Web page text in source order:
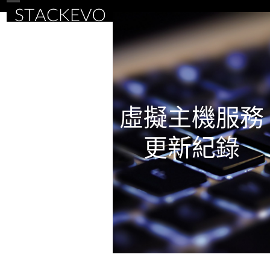
Skip
toOpen
Close
虛擬主機服務
更新紀錄